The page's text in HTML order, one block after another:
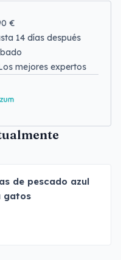
€
14 días después
mejores expertos
de pescado azul
gatos